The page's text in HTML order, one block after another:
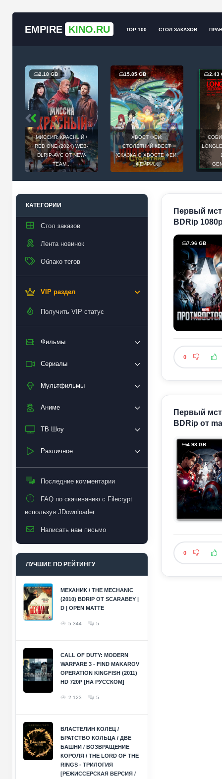
EMPIRE KINO.RU TOP 100 СТОЛ ЗАКАЗОВ
2.18 GB
МИССИЯ: КРАСНЫЙ /
RED ONE (2024) WEB-
DLRIP-AVC ОТ NEW-
TEAM...
15.85 GB
ХВОСТ ФЕИ:
СТОЛЕТНИЙ КВЕСТ
(СКАЗКА О ХВОСТЕ ФЕИ,
ФЕЙРИ...
2.43
КАТЕГОРИИ
Стол заказов
Лента новинок
Облако тегов
VIP раздел
Получить VIP статус
Фильмы
Сериалы
Мультфильмы
Аниме
ТВ Шоу
Различное
Последние комментарии
FAQ по скачиванию с Filecrypt
используя JDownloader
Написать нам письмо
ЛУЧШИЕ ПО РЕЙТИНГУ
МЕХАНИК / THE MECHANIC
(2010) BDRIP ОТ SCARABEY |
D | OPEN MATTE
5 344 5
CALL OF DUTY: MODERN
WARFARE 3 - FIND MAKAROV
OPERATION KINGFISH (2011)
HD 720P [НА РУССКОМ]
2 123 5
ВЛАСТЕЛИН КОЛЕЦ /
БРАТСТВО КОЛЬЦА / ДВЕ
БАШНИ / ВОЗВРАЩЕНИЕ
КОРОЛЯ / THE LORD OF THE
RINGS - ТРИЛОГИЯ
[РЕЖИССЕРСКАЯ ВЕРСИЯ /
Первый
BDRip
7.96 GB
0
Первый
BDRip от
4.98 GB
0